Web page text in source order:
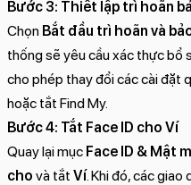
Bước 3: Thiết lập trì hoãn
Chọn Bắt đầu trì hoãn và
thống sẽ yêu cầu xác thực bổ
cho phép thay đổi các cài đặt
hoặc tắt Find My.
Bước 4: Tắt Face ID cho Ví
Quay lại mục Face ID & Mật
cho và tắt Ví. Khi đó, các giao